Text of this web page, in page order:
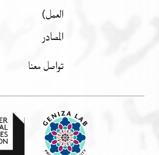
العمل)
المصادر
تواصل معنا